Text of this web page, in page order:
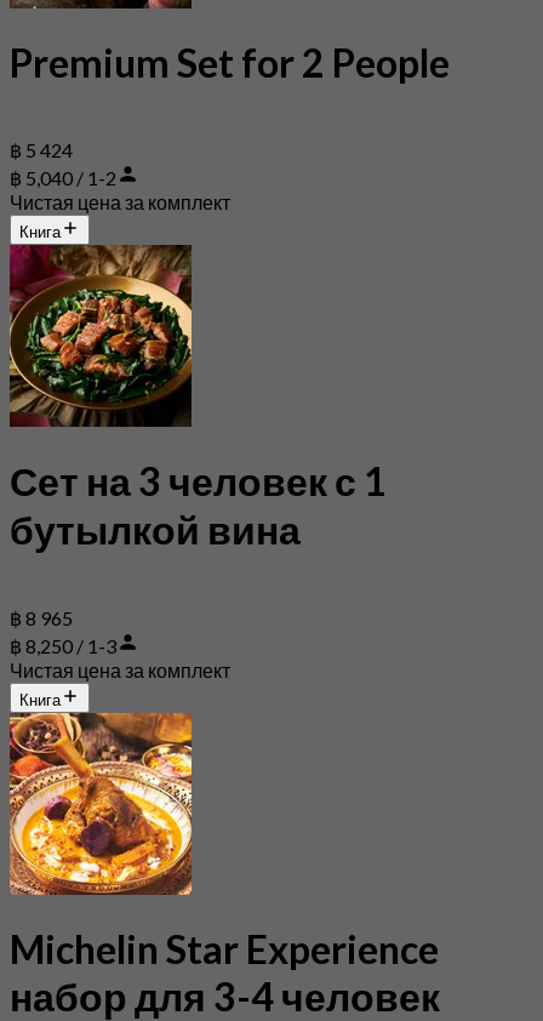
Premium Set for 2 People
฿ 5 424
฿ 5,040 / 1-2
Чистая цена за комплект
Книга
Сет на 3 человек с 1
бутылкой вина
฿ 8 965
฿ 8,250 / 1-3
Чистая цена за комплект
Книга
Michelin Star Experience
набор для 3-4 человек